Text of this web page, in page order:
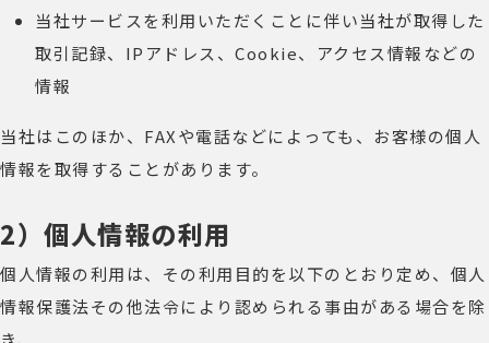
当社サービスを利用いただくことに伴い当社が取得した
取引記録、IPアドレス、Cookie、アクセス情報などの
情報
当社はこのほか、FAXや電話などによっても、お客様の個人
情報を取得することがあります。
2）個人情報の利用
個人情報の利用は、その利用目的を以下のとおり定め、個人
情報保護法その他法令により認められる事由がある場合を除